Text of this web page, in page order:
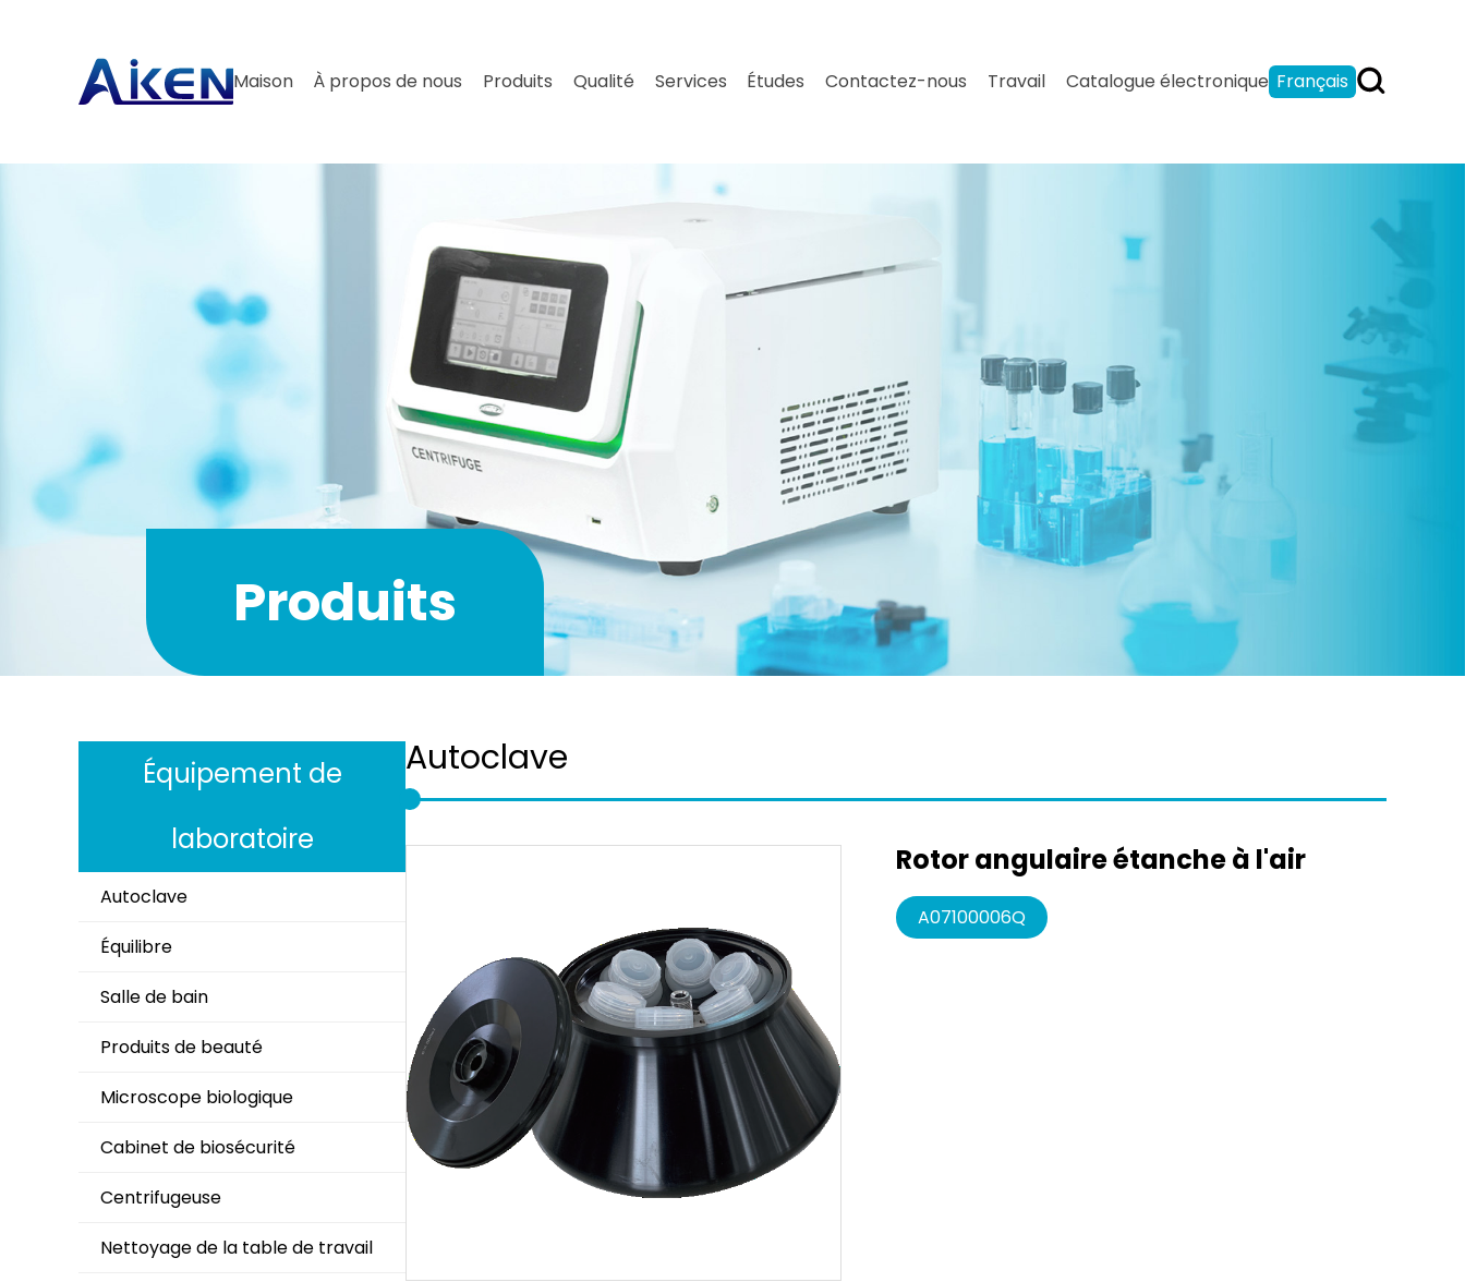
Maison À propos de nous Produits Qualité Services Études Contactez-nous Travail Catalogue électronique Français
Produits
Équipement de
laboratoire
Autoclave
Équilibre
Salle de bain
Produits de beauté
Microscope biologique
Cabinet de biosécurité
Centrifugeuse
Nettoyage de la table de travail
Autoclave
Rotor angulaire étanche à l'air
A07100006Q